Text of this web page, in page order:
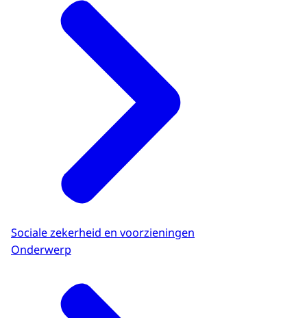
Sociale zekerheid en voorzieningen
Onderwerp